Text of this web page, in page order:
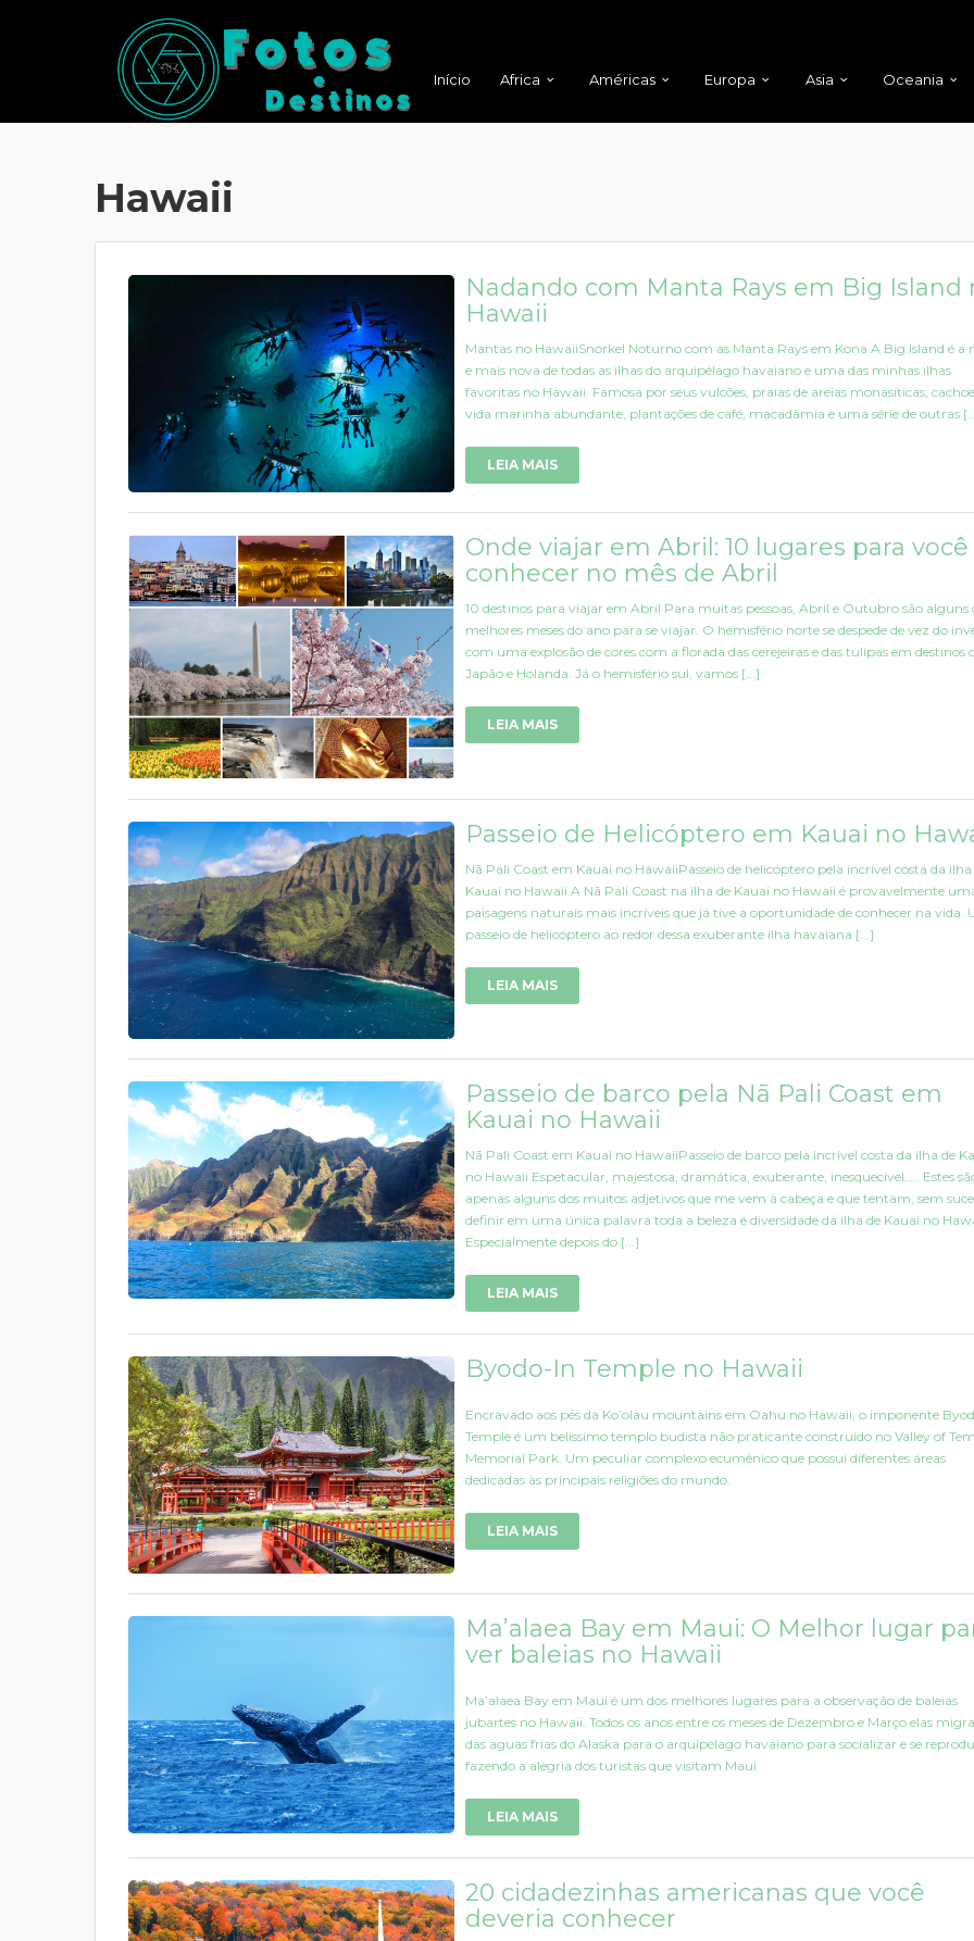
Início Africa Américas Europa Asia Oceania
Hawaii
Nadando com Manta Rays em Big Island
Hawaii
Mantas no HawaiiSnorkel Noturno com as Manta Rays em Kona A Big Island é a
e mais nova de todas as ilhas do arquipélago havaiano e uma das minhas ilhas
favoritas no Hawaii. Famosa por seus vulcões, praias de areias monasíticas,
vida marinha abundante, plantações de café, macadâmia e uma série de outras
LEIA MAIS
Onde viajar em Abril: 10 lugares para você
conhecer no mês de Abril
10 destinos para viajar em Abril Para muitas pessoas, Abril e Outubro são alguns
melhores meses do ano para se viajar. O hemisfério norte se despede de vez do
com uma explosão de cores com a florada das cerejeiras e das tulipas em destinos
Japão e Holanda. Já o hemisfério sul, vamos [...]
LEIA MAIS
Passeio de Helicóptero em Kauai no
Nā Pali Coast em Kauai no HawaiiPasseio de helicóptero pela incrível costa da ilha
Kauai no Hawaii A Nā Pali Coast na ilha de Kauai no Hawaii é provavelmente
paisagens naturais mais incríveis que já tive a oportunidade de conhecer na vida.
passeio de helicóptero ao redor dessa exuberante ilha havaiana [...]
LEIA MAIS
Passeio de barco pela Nā Pali Coast em
Kauai no Hawaii
Nā Pali Coast em Kauai no HawaiiPasseio de barco pela incrível costa da ilha de
no Hawaii Espetacular, majestosa, dramática, exuberante, inesquecível….. Estes
apenas alguns dos muitos adjetivos que me vem à cabeça e que tentam, sem
definir em uma única palavra toda a beleza e diversidade da ilha de Kauai no
Especialmente depois do [...]
LEIA MAIS
Byodo-In Temple no Hawaii
Encravado aos pés da Ko’olau mountains em Oahu no Hawaii, o imponente
Temple é um belíssimo templo budista não praticante construído no Valley of
Memorial Park. Um peculiar complexo ecumênico que possui diferentes áreas
dedicadas às principais religiões do mundo.
LEIA MAIS
Ma’alaea Bay em Maui: O Melhor lugar
ver baleias no Hawaii
Ma’alaea Bay em Maui é um dos melhores lugares para a observação de baleias
jubartes no Hawaii. Todos os anos entre os meses de Dezembro e Março elas
das aguas frias do Alaska para o arquipélago havaiano para socializar e se
fazendo a alegria dos turistas que visitam Maui
LEIA MAIS
20 cidadezinhas americanas que você
deveria conhecer